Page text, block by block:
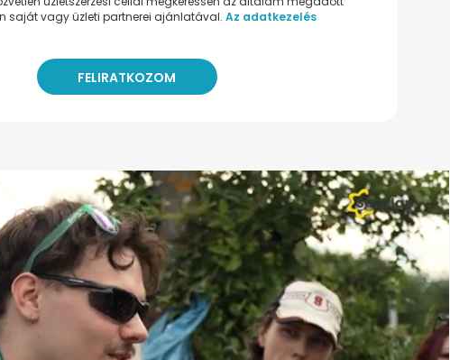
saját vagy üzleti partnerei ajánlatával. Az adatkezelés